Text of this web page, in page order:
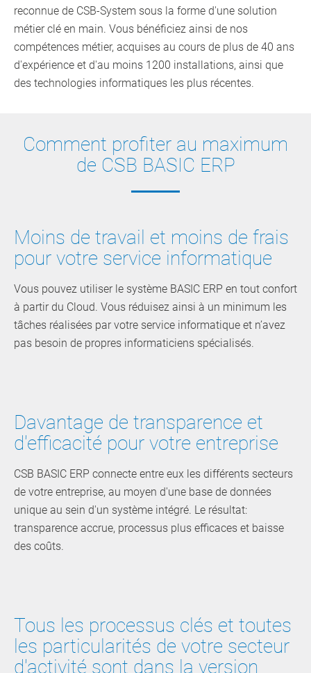
reconnue de CSB-System sous la forme d'une solution
métier clé en main. Vous bénéficiez ainsi de nos
compétences métier, acquises au cours de plus de 40 ans
d'expérience et d'au moins 1200 installations, ainsi que
des technologies informatiques les plus récentes.
Comment profiter au maximum
de CSB BASIC ERP
Moins de travail et moins de frais
pour votre service informatique
Vous pouvez utiliser le système BASIC ERP en tout confort
à partir du Cloud. ­Vous réduisez ainsi à un minimum les
tâches réalisées par votre service informatique et n’avez
pas besoin de propres informaticiens spécialisés.
Davantage de transparence et
d'efficacité pour votre entreprise
CSB BASIC ERP connecte entre eux les différents secteurs
de votre entreprise, au moyen d'une base de données
unique au sein d'un système intégré.­ Le résultat:
transparence accrue, processus plus efficaces et baisse
des coûts.­
Tous les processus clés et toutes
les particularités de votre secteur
d'activité sont dans la version